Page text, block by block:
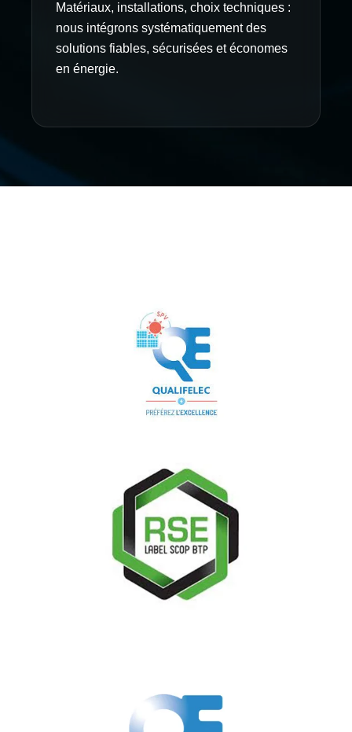
Matériaux, installations, choix techniques :
nous intégrons systématiquement des
solutions fiables, sécurisées et économes
en énergie.